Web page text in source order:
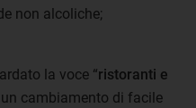
non alcoliche;
la voce “ristoranti e
cambiamento di facile